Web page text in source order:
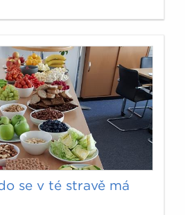
se v té stravě má